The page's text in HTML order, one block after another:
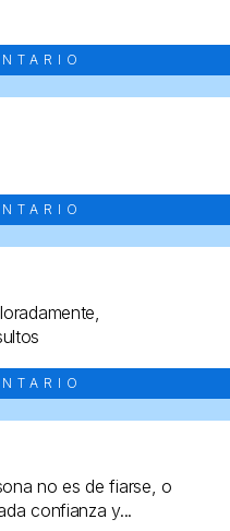
no es de fiarse, o
confianza y...